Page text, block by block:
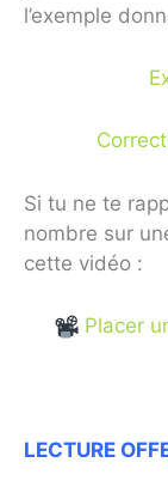
l’exemple
Si tu ne te
nombre sur
cette vidéo :
Placer
LECTURE